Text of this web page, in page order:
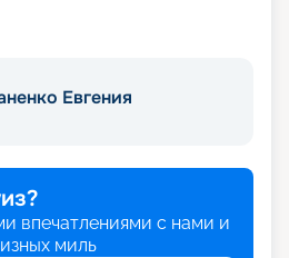
Евгения
впечатлениями с нами и
миль